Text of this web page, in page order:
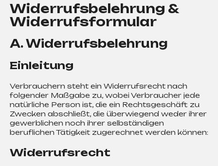
Widerrufsbelehrung &
Widerrufsformular
A. Widerrufsbelehrung
Einleitung
Verbrauchern steht ein Widerrufsrecht nach
folgender Maßgabe zu, wobei Verbraucher jede
natürliche Person ist, die ein Rechtsgeschäft zu
Zwecken abschließt, die überwiegend weder ihrer
gewerblichen noch ihrer selbständigen
beruflichen Tätigkeit zugerechnet werden können:
Widerrufsrecht
e
b
u
j
e
t
e
n
a
j
í
t
?